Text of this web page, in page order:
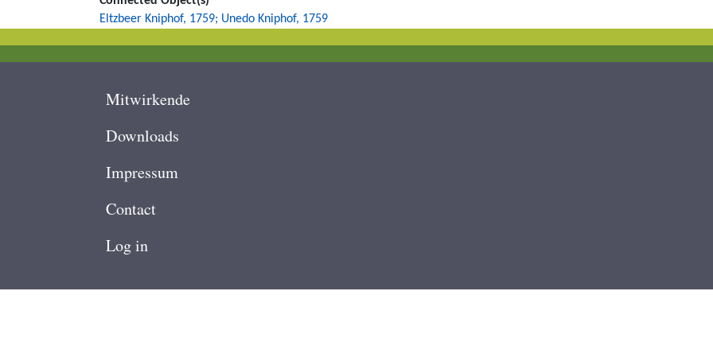
Eltzbeer Kniphof, 1759; Unedo Kniphof, 1759
Footer
Mitwirkende
Downloads
Impressum
Contact
User
account
Log in